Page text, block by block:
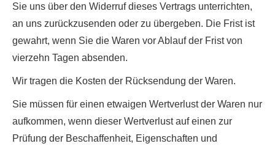
Sie uns über den Widerruf dieses Vertrags unterrichten,
an uns zurückzusenden oder zu übergeben. Die Frist ist
gewahrt, wenn Sie die Waren vor Ablauf der Frist von
vierzehn Tagen absenden.
Wir tragen die Kosten der Rücksendung der Waren.
Sie müssen für einen etwaigen Wertverlust der Waren nur
aufkommen, wenn dieser Wertverlust auf einen zur
Prüfung der Beschaffenheit, Eigenschaften und